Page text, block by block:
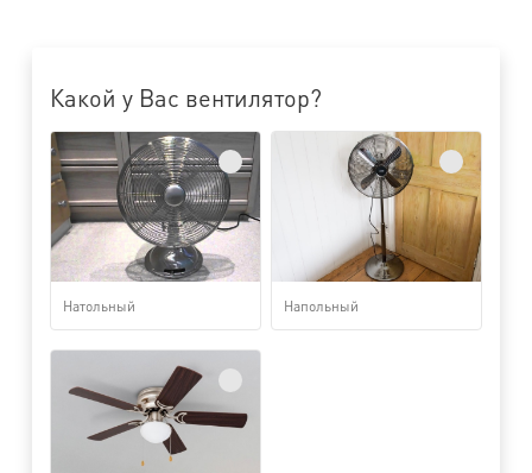
Какой у Вас вентилятор?
Натольный Напольный